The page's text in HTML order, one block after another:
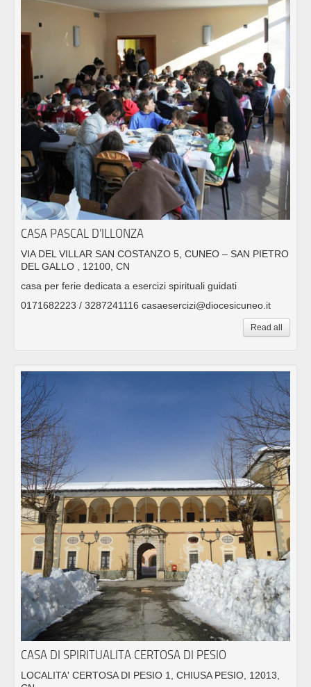
CASA PASCAL D’ILLONZA
VIA DEL VILLAR SAN COSTANZO 5, CUNEO – SAN PIETRO
DEL GALLO , 12100, CN
casa per ferie dedicata a esercizi spirituali guidati
0171682223 / 3287241116 casaesercizi@diocesicuneo.it
Read all
CASA DI SPIRITUALITA CERTOSA DI PESIO
LOCALITA' CERTOSA DI PESIO 1, CHIUSA PESIO, 12013,